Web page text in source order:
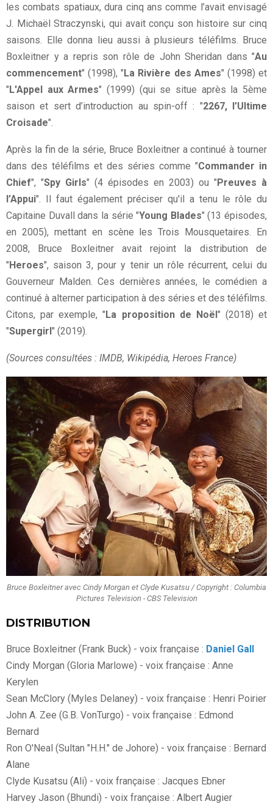
les combats spatiaux, dura cinq ans comme l’avait envisagé
J. Michaël Straczynski, qui avait conçu son histoire sur cinq
saisons. Elle donna lieu aussi à plusieurs téléfilms. Bruce
Boxleitner y a repris son rôle de John Sheridan dans "Au
commencement" (1998), "La Rivière des Ames" (1998) et
"L'Appel aux Armes" (1999) (qui se situe après la 5ème
saison et sert d’introduction au spin-off : "2267, l’Ultime
Croisade".
Après la fin de la série, Bruce Boxleitner a continué à tourner
dans des téléfilms et des séries comme "Commander in
Chief", "Spy Girls" (4 épisodes en 2003) ou "Preuves à
l’Appui". Il faut également préciser qu'il a tenu le rôle du
Capitaine Duvall dans la série "Young Blades" (13 épisodes,
en 2005), mettant en scène les Trois Mousquetaires. En
2008, Bruce Boxleitner avait rejoint la distribution de
"Heroes", saison 3, pour y tenir un rôle récurrent, celui du
Gouverneur Malden. Ces dernières années, le comédien a
continué à alterner participation à des séries et des téléfilms.
Citons, par exemple, "La proposition de Noël" (2018) et
"Supergirl" (2019).
(Sources consultées : IMDB, Wikipédia, Heroes France)
Bruce Boxleitner avec Cindy Morgan et Clyde Kusatsu / Copyright : Columbia
Pictures Television - CBS Television
DISTRIBUTION
Bruce Boxleitner (Frank Buck) - voix française : Daniel Gall
Cindy Morgan (Gloria Marlowe) - voix française : Anne
Kerylen
Sean McClory (Myles Delaney) - voix française : Henri Poirier
John A. Zee (G.B. VonTurgo) - voix française : Edmond
Bernard
Ron O'Neal (Sultan "H.H." de Johore) - voix française : Bernard
Alane
Clyde Kusatsu (Ali) - voix française : Jacques Ebner
Harvey Jason (Bhundi) - voix française : Albert Augier